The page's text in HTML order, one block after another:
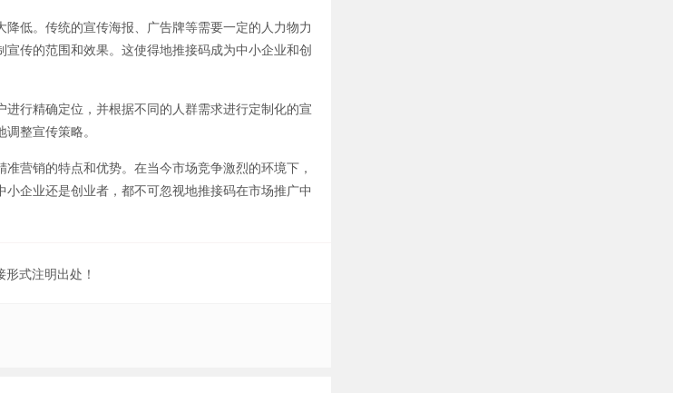
低。传统的宣传海报、广告牌等需要一定的人力物力
传的范围和效果。这使得地推接码成为中小企业和创
行精确定位，并根据不同的人群需求进行定制化的宣
整宣传策略。
营销的特点和优势。在当今市场竞争激烈的环境下，
企业还是创业者，都不可忽视地推接码在市场推广中
式注明出处！